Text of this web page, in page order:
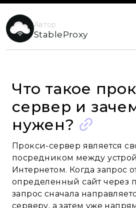
Автор
StableProxy
Что такое
сервер и
нужен?
Прокси-сервер является
посредником между
Интернетом. Когда запрос
определенный сайт через
запрос сначала
серверу, а затем уже